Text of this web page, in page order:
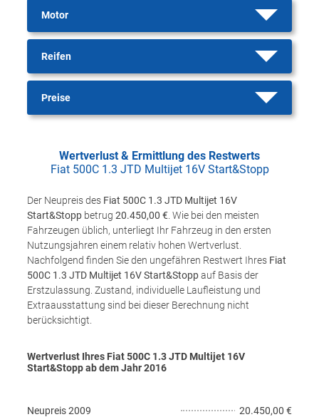
Motor
Reifen
Preise
Wertverlust & Ermittlung des Restwerts
Fiat 500C 1.3 JTD Multijet 16V Start&Stopp
Der Neupreis des Fiat 500C 1.3 JTD Multijet 16V
Start&Stopp betrug 20.450,00 € . Wie bei den meisten
Fahrzeugen üblich, unterliegt Ihr Fahrzeug in den ersten
Nutzungsjahren einem relativ hohen Wertverlust.
Nachfolgend finden Sie den ungefähren Restwert Ihres Fiat
500C 1.3 JTD Multijet 16V Start&Stoppauf Basis der
Erstzulassung. Zustand, individuelle Laufleistung und
Extraausstattung sind bei dieser Berechnung nicht
berücksichtigt.
Wertverlust Ihres Fiat 500C 1.3 JTD Multijet 16V
Start&Stopp ab dem Jahr2016
Neupreis2009 20.450,00 €